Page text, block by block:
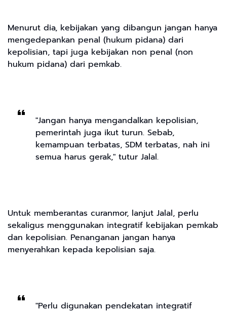
Menurut dia, kebijakan yang dibangun jangan hanya
mengedepankan penal (hukum pidana) dari
kepolisian, tapi juga kebijakan non penal (non
hukum pidana) dari pemkab.
"Jangan hanya mengandalkan kepolisian,
pemerintah juga ikut turun. Sebab,
kemampuan terbatas, SDM terbatas, nah ini
semua harus gerak," tutur Jalal.
Untuk memberantas curanmor, lanjut Jalal, perlu
sekaligus menggunakan integratif kebijakan pemkab
dan kepolisian. Penanganan jangan hanya
menyerahkan kepada kepolisian saja.
"Perlu digunakan pendekatan integratif